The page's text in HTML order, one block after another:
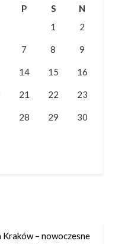
P S
N
1
2
7 8 9
14 15 16
21 22 23
28 29 30
– nowoczesne